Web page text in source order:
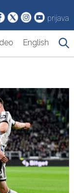
prijava
English